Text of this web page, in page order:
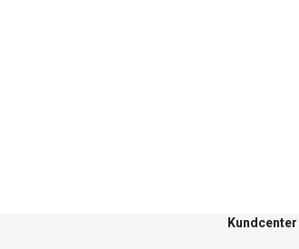
Kundcenter